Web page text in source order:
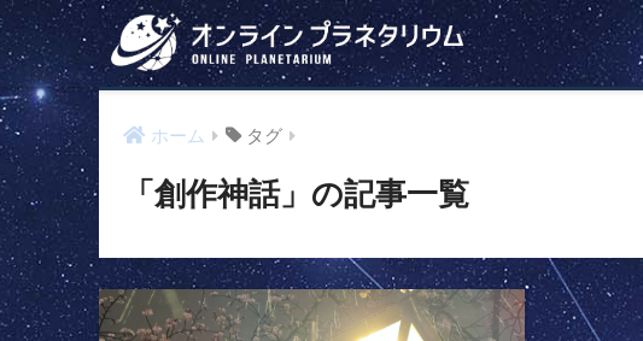
ホーム タグ
「創作神話」の記事一覧